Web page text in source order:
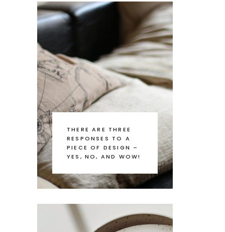
THERE ARE THREE
RESPONSES TO A
PIECE OF DESIGN –
YES, NO, AND WOW!